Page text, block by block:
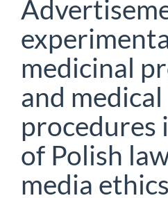
medicinal
and medical
procedures
of Polish
media ethics